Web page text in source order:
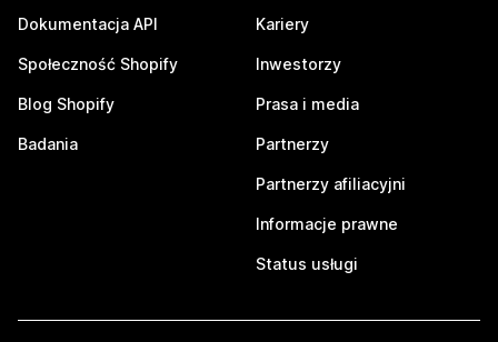
Dokumentacja API
Społeczność Shopify
Blog Shopify
Badania
Kariery
Inwestorzy
Prasa i media
Partnerzy
Partnerzy afiliacyjni
Informacje prawne
Status usługi